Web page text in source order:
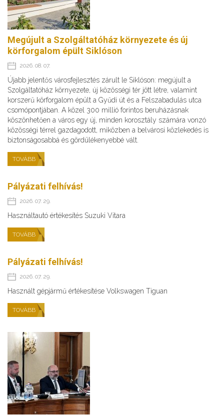
Megújult a Szolgáltatóház környezete és új
körforgalom épült Siklóson
2026. 08. 07.
Újabb jelentős városfejlesztés zárult le Siklóson: megújult a
Szolgáltatóház környezete, új közösségi tér jött létre, valamint
korszerű körforgalom épült a Gyűdi út és a Felszabadulás utca
csomópontjában. A közel 300 millió forintos beruházásnak
köszönhetően a város egy új, minden korosztály számára vonzó
közösségi térrel gazdagodott, miközben a belvárosi közlekedés is
biztonságosabbá és gördülékenyebbé vált.
TOVÁBB
Pályázati felhívás!
2026. 07. 29.
Használtautó értékesítés Suzuki Vitara
TOVÁBB
Pályázati felhívás!
2026. 07. 29.
Használt gépjármű értékesítése Volkswagen Tiguan
TOVÁBB